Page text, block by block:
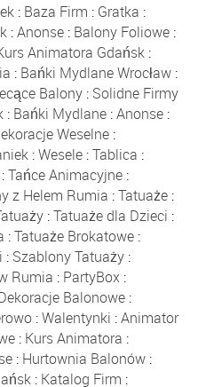
: Baza Firm : Gratka :
:Anonse : Balony Foliowe :
Animatora Gdańsk :
: Bańki Mydlane Wrocław:
Balony: Solidne Firmy
: Bańki Mydlane:Anonse:
Weselne :
:Wesele:Tablica :
:Tańce Animacyjne :
z Helem Rumia :Tatuaże:
:Tatuaże dla Dzieci :
:Tatuaże Brokatowe:
: Szablony Tatuaży :
Rumia : PartyBox:
Balonowe :
:Walentynki :Animator
: Kurs Animatora :
: Hurtownia Balonów :
: Katalog Firm :